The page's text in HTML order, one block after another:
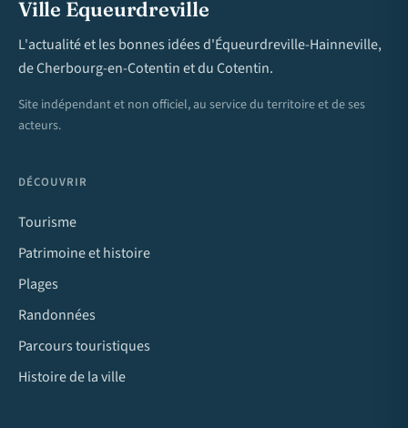
Ville Equeurdreville
L'actualité et les bonnes idées d'Équeurdreville-Hainneville,
de Cherbourg-en-Cotentin et du Cotentin.
Site indépendant et non officiel, au service du territoire et de ses
acteurs.
DÉCOUVRIR
Tourisme
Patrimoine et histoire
Plages
Randonnées
Parcours touristiques
Histoire de la ville